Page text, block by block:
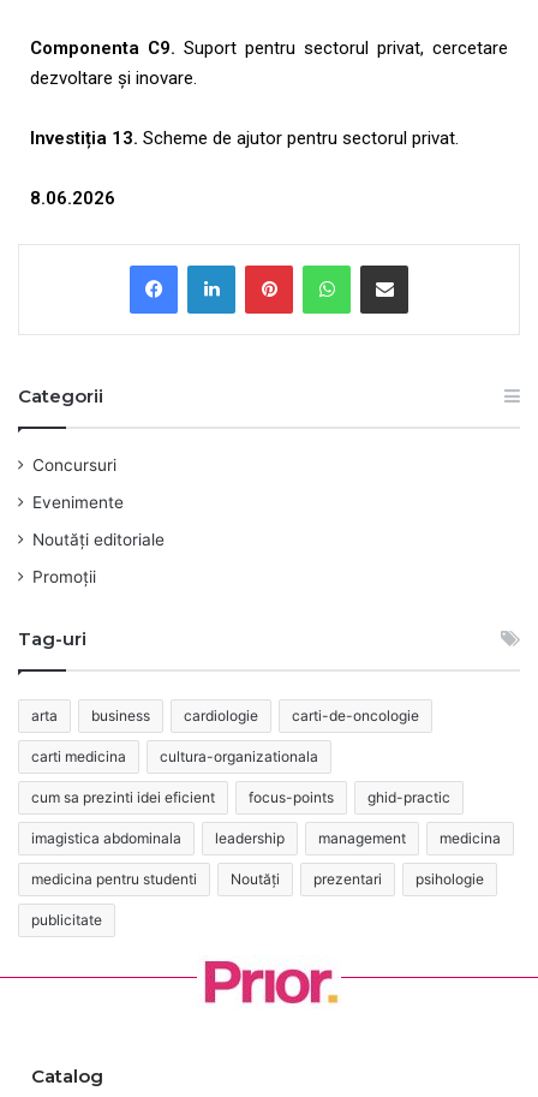
Componenta C9. Suport pentru sectorul privat, cercetare
dezvoltare și inovare.
Investiția 13. Scheme de ajutor pentru sectorul privat.
8.06.2026
Categorii
Concursuri
Evenimente
Noutăți editoriale
Promoții
Tag-uri
arta business cardiologie carti-de-oncologie
carti medicina cultura-organizationala
cum sa prezinti idei eficient focus-points ghid-practic
imagistica abdominala leadership management medicina
medicina pentru studenti Noutăți prezentari psihologie
publicitate
Catalog